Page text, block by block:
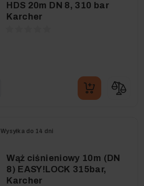
HDS 20m DN 8, 310 bar
Karcher
Wysyłka do 14 dni
Wąż ciśnieniowy 10m (DN
8) EASY!LOCK 315bar,
Karcher